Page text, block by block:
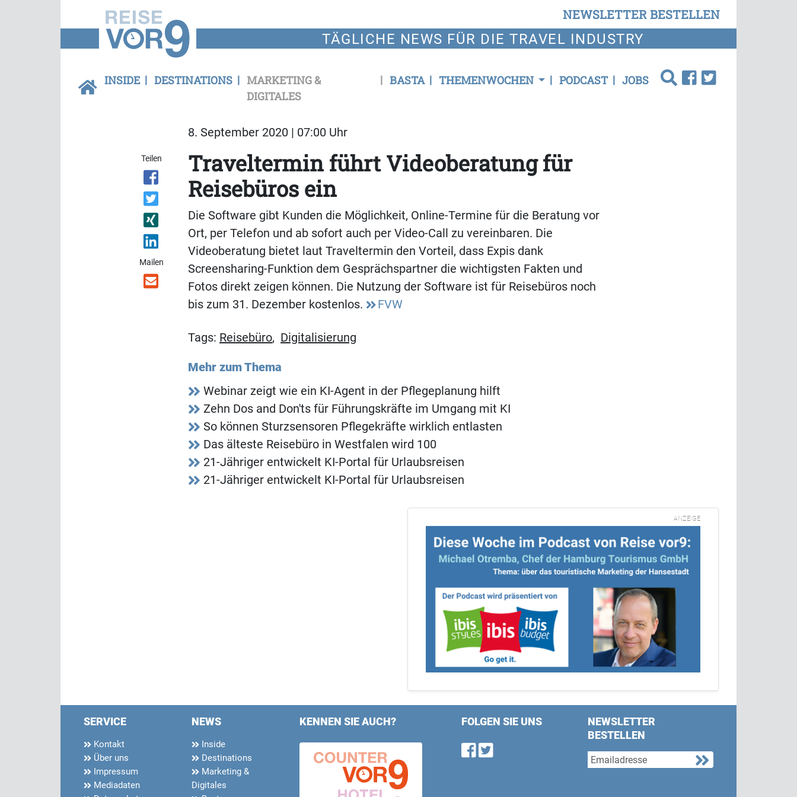
NEWSLETTER BESTELLEN
TÄGLICHE NEWS FÜR DIE TRAVEL INDUSTRY
INSIDE DESTINATIONS
MARKETING &
DIGITALES
BASTA THEMENWOCHEN PODCAST JOBS
8. September 2020 | 07:00 Uhr
Teilen
Mailen
Traveltermin führt Videoberatung für
Reisebüros ein
Die Software gibt Kunden die Möglichkeit, Online-Termine für die Beratung vor
Ort, per Telefon und ab sofort auch per Video-Call zu vereinbaren. Die
Videoberatung bietet laut Traveltermin den Vorteil, dass Expis dank
Screensharing-Funktion dem Gesprächspartner die wichtigsten Fakten und
Fotos direkt zeigen können. Die Nutzung der Software ist für Reisebüros noch
bis zum 31. Dezember kostenlos.
FVW
Tags: Reisebüro, Digitalisierung
Mehr zum Thema
Webinar zeigt wie ein KI-Agent in der Pflegeplanung hilft
Zehn Dos and Don'ts für Führungskräfte im Umgang mit KI
So können Sturzsensoren Pflegekräfte wirklich entlasten
Das älteste Reisebüro in Westfalen wird 100
21-Jähriger entwickelt KI-Portal für Urlaubsreisen
21-Jähriger entwickelt KI-Portal für Urlaubsreisen
ANZEIGE
SERVICE
Kontakt
Über uns
Impressum
Mediadaten
NEWS
Inside
Destinations
Marketing &
Digitales
KENNEN SIE AUCH? FOLGEN SIE UNS
Find us on Facebook
Follow us on Twitter
NEWSLETTER
BESTELLEN